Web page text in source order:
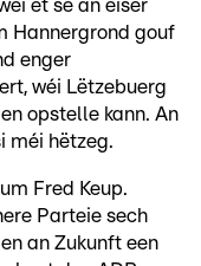
et se an eiser
Hannergrond gouf
enger
wéi Lëtzebuerg
opstelle kann. An
méi hëtzeg.
Fred Keup.
Parteie sech
an Zukunft een